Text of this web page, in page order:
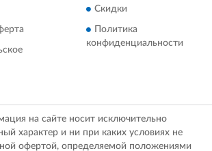
Скидки
Политика
конфиденциальности
на сайте носит исключительно
характер и ни при каких условиях не
офертой, определяемой положениями